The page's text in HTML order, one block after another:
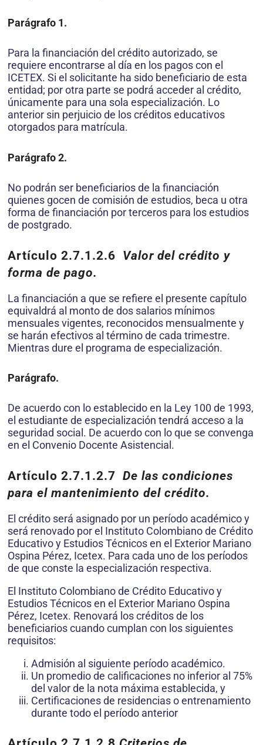
Parágrafo 1.
Para la financiación del crédito autorizado, se
requiere encontrarse al día en los pagos con el
ICETEX. Si el solicitante ha sido beneficiario de esta
entidad; por otra parte se podrá acceder al crédito,
únicamente para una sola especialización. Lo
anterior sin perjuicio de los créditos educativos
otorgados para matrícula.
Parágrafo 2.
No podrán ser beneficiarios de la financiación
quienes gocen de comisión de estudios, beca u otra
forma de financiación por terceros para los estudios
de postgrado.
Artículo 2.7.1.2.6 Valor del crédito y
forma de pago.
La financiación a que se refiere el presente capítulo
equivaldrá al monto de dos salarios mínimos
mensuales vigentes, reconocidos mensualmente y
se harán efectivos al término de cada trimestre.
Mientras dure el programa de especialización.
Parágrafo.
De acuerdo con lo establecido en la Ley 100 de 1993,
el estudiante de especialización tendrá acceso a la
seguridad social. De acuerdo con lo que se convenga
en el Convenio Docente Asistencial.
Artículo 2.7.1.2.7 De las condiciones
para el mantenimiento del crédito.
El crédito será asignado por un período académico y
será renovado por el Instituto Colombiano de Crédito
Educativo y Estudios Técnicos en el Exterior Mariano
Ospina Pérez, Icetex. Para cada uno de los períodos
de que conste la especialización respectiva.
El Instituto Colombiano de Crédito Educativo y
Estudios Técnicos en el Exterior Mariano Ospina
Pérez, Icetex. Renovará los créditos de los
beneficiarios cuando cumplan con los siguientes
requisitos:
Admisión al siguiente período académico.
Un promedio de calificaciones no inferior al 75%
del valor de la nota máxima establecida, y
Certificaciones de residencias o entrenamiento
durante todo el período anterior